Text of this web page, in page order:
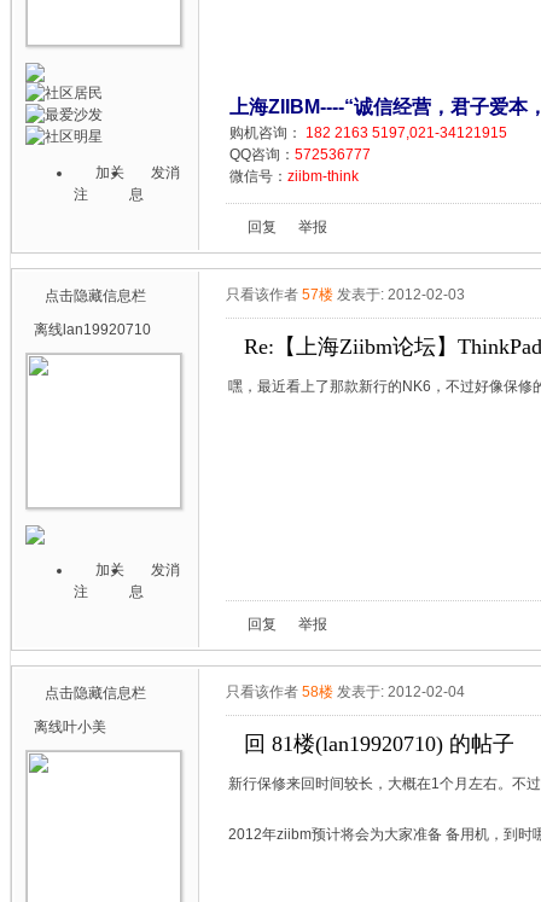
加关
注
发消
息
上海ZIIBM----“诚信经营，君子爱本
购机咨询：
182 2163 5197,021-34121915
QQ咨询： 572536777
微信号： ziibm-think
回复 举报
点击隐藏信息栏
离线 lan19920710
加关
注
发消
息
只看该作者 57楼 发表于: 2012-02-03
Re:【上海Ziibm论坛】
嘿，最近看上了那款新行的NK6，不过好像保
回复 举报
点击隐藏信息栏
离线叶小美
只看该作者 58楼 发表于: 2012-02-04
回 81楼(lan19920710) 的帖子
新行保修来回时间较长，大概在1个月左右。不
2012年ziibm预计将会为大家准备 备用机，到时